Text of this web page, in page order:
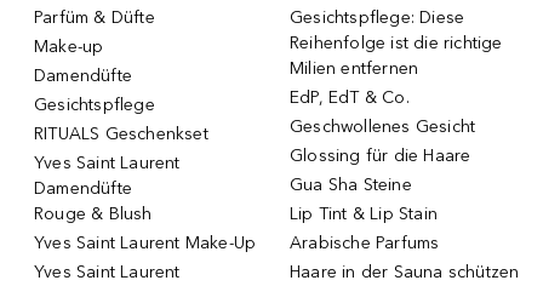
Parfüm & Düfte
Make-up
Damendüfte
Gesichtspflege
RITUALS Geschenkset
Yves Saint Laurent
Damendüfte
Rouge & Blush
Yves Saint Laurent Make-Up
Yves Saint Laurent
Gesichtspflege: Diese
Reihenfolge ist die richtige
Milien entfernen
EdP, EdT & Co.
Geschwollenes Gesicht
Glossing für die Haare
Gua Sha Steine
Lip Tint & Lip Stain
Arabische Parfums
Haare in der Sauna schützen